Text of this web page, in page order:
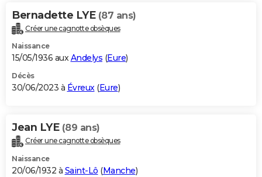
Bernadette LYE (87 ans)
Créer une cagnotte obsèques
Naissance
15/05/1936 auxAndelys (Eure)
Décès
30/06/2023 à Évreux(Eure)
Jean LYE (89 ans)
Créer une cagnotte obsèques
Naissance
20/06/1932 à Saint-Lô (Manche)